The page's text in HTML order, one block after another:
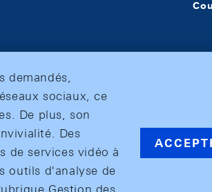
demandés,
sociaux, ce
De plus, son
Des
de services vidéo à
outils d'analyse de